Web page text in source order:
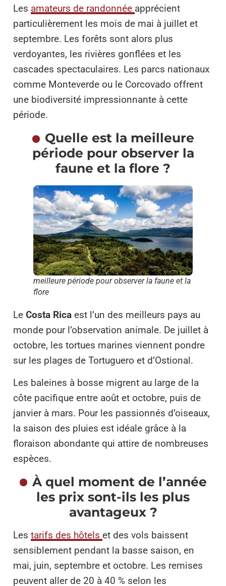
Les amateurs de randonnée apprécient
particulièrement les mois de mai à juillet et
septembre. Les forêts sont alors plus
verdoyantes, les rivières gonflées et les
cascades spectaculaires. Les parcs nationaux
comme Monteverde ou le Corcovado offrent
une biodiversité impressionnante à cette
période.
Quelle est la meilleure
période pour observer la
faune et la flore ?
meilleure période pour observer la faune et la
flore
Le Costa Rica est l’un des meilleurs pays au
monde pour l’observation animale. De juillet à
octobre, les tortues marines viennent pondre
sur les plages de Tortuguero et d’Ostional.
Les baleines à bosse migrent au large de la
côte pacifique entre août et octobre, puis de
janvier à mars. Pour les passionnés d’oiseaux,
la saison des pluies est idéale grâce à la
floraison abondante qui attire de nombreuses
espèces.
À quel moment de l’année
les prix sont-ils les plus
avantageux ?
Les tarifs des hôtels et des vols baissent
sensiblement pendant la basse saison, en
mai, juin, septembre et octobre. Les remises
peuvent aller de 20 à 40 % selon les